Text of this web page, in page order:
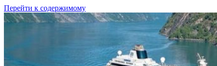
Перейти к содержимому